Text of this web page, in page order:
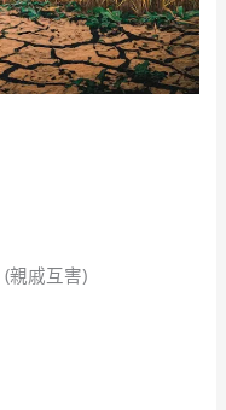
親戚互害)